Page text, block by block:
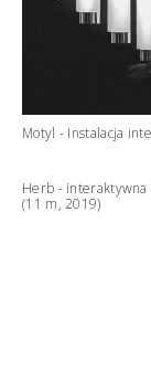
Motyl - Instalacja
Herb - interaktywna
(11 m, 2019)